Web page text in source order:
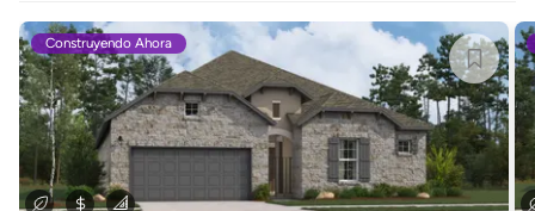
Construyendo Ahora